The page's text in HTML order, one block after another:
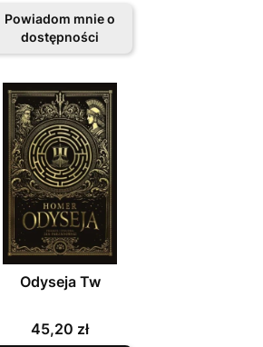
Powiadom mnie o
dostępności
Odyseja Tw
Cena
45,20 zł